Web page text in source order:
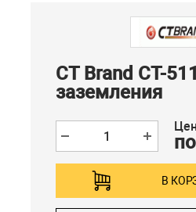
CT Brand CT-
заземления
В